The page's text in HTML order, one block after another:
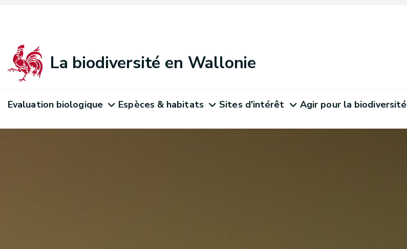
La biodiversité en Wallonie
Evaluation biologique Espèces & habitats Sites d'intérêt Agir pour la biodiversité